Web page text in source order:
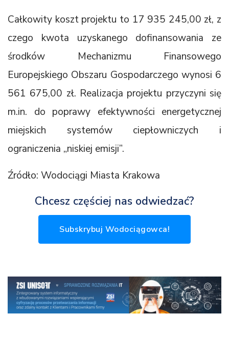
Całkowity koszt projektu to 17 935 245,00 zł, z
czego kwota uzyskanego dofinansowania ze
środków Mechanizmu Finansowego
Europejskiego Obszaru Gospodarczego wynosi 6
561 675,00 zł. Realizacja projektu przyczyni się
m.in. do poprawy efektywności energetycznej
miejskich systemów ciepłowniczych i
ograniczenia „niskiej emisji”.
Źródło: Wodociągi Miasta Krakowa
Chcesz częściej nas odwiedzać?
Subskrybuj Wodociągowca!